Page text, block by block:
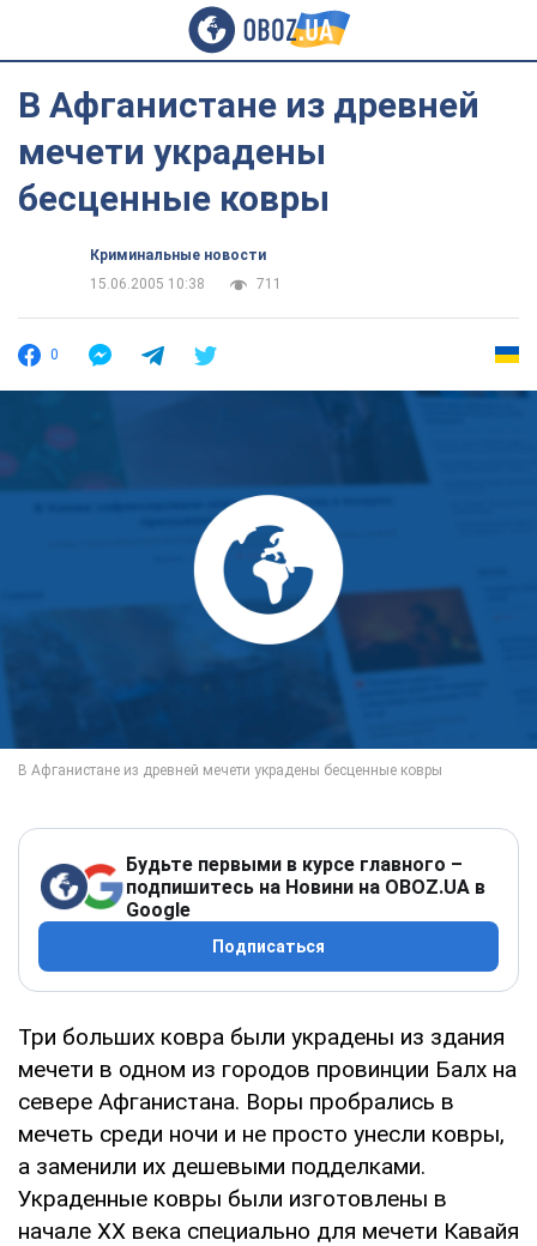
В Афганистане из древней
мечети украдены
бесценные ковры
Криминальные новости
15.06.2005 10:38
711
0
Будьте первыми в курсе главного –
подпишитесь на Новини на OBOZ.UA в
Google
Подписаться
Три больших ковра были украдены из здания
мечети в одном из городов провинции Балх на
севере Афганистана. Воры пробрались в
мечеть среди ночи и не просто унесли ковры,
а заменили их дешевыми подделками.
Украденные ковры были изготовлены в
начале ХХ века специально для мечети Кавайя